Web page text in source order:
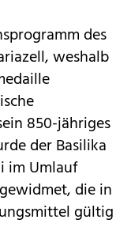
des
weshalb
850-jähriges
der Basilika
im Umlauf
die in
gültig